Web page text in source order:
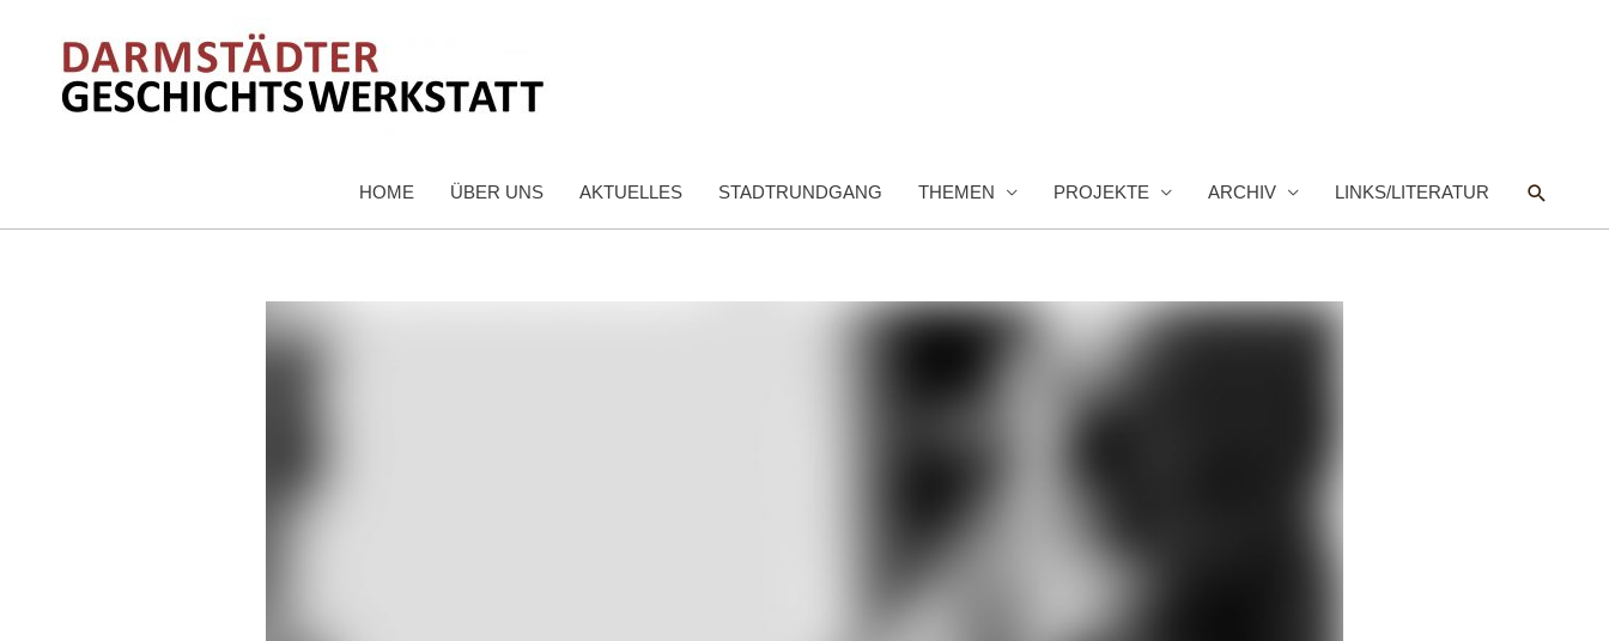
HOME ÜBER UNS AKTUELLES STADTRUNDGANG THEMEN PROJEKTE ARCHIV LINKS/LITERATUR Suche